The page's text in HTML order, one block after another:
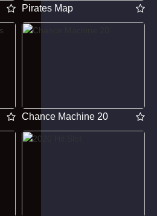
Pirates Map
Chance Machine 20